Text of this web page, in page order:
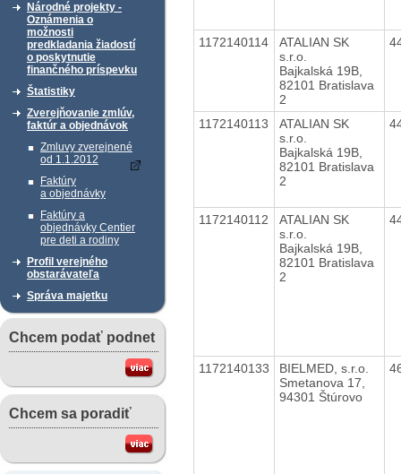
Národné projekty -
Oznámenia o
možnosti
predkladania žiadostí
o poskytnutie
finančného príspevku
Štatistiky
Zverejňovanie zmlúv,
faktúr a objednávok
Zmluvy zverejnené
od 1.1.2012
Faktúry
a objednávky
Faktúry a
objednávky Centier
pre deti a rodiny
Profil verejného
obstarávateľa
Správa majetku
Chcem podať podnet
Chcem sa poradiť
1172140114
ATALIAN SK
s.r.o.
Bajkalská 19B,
82101 Bratislava
2
1172140113
ATALIAN SK
s.r.o.
Bajkalská 19B,
82101 Bratislava
2
1172140112
ATALIAN SK
s.r.o.
Bajkalská 19B,
82101 Bratislava
2
1172140133
BIELMED, s.r.o.
Smetanova 17,
94301 Štúrovo